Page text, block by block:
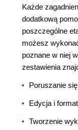
Każde
dodatkową
poszczególne
możesz
poznane w niej
zestawienia
Poruszanie
Edycja i
Tworzenie